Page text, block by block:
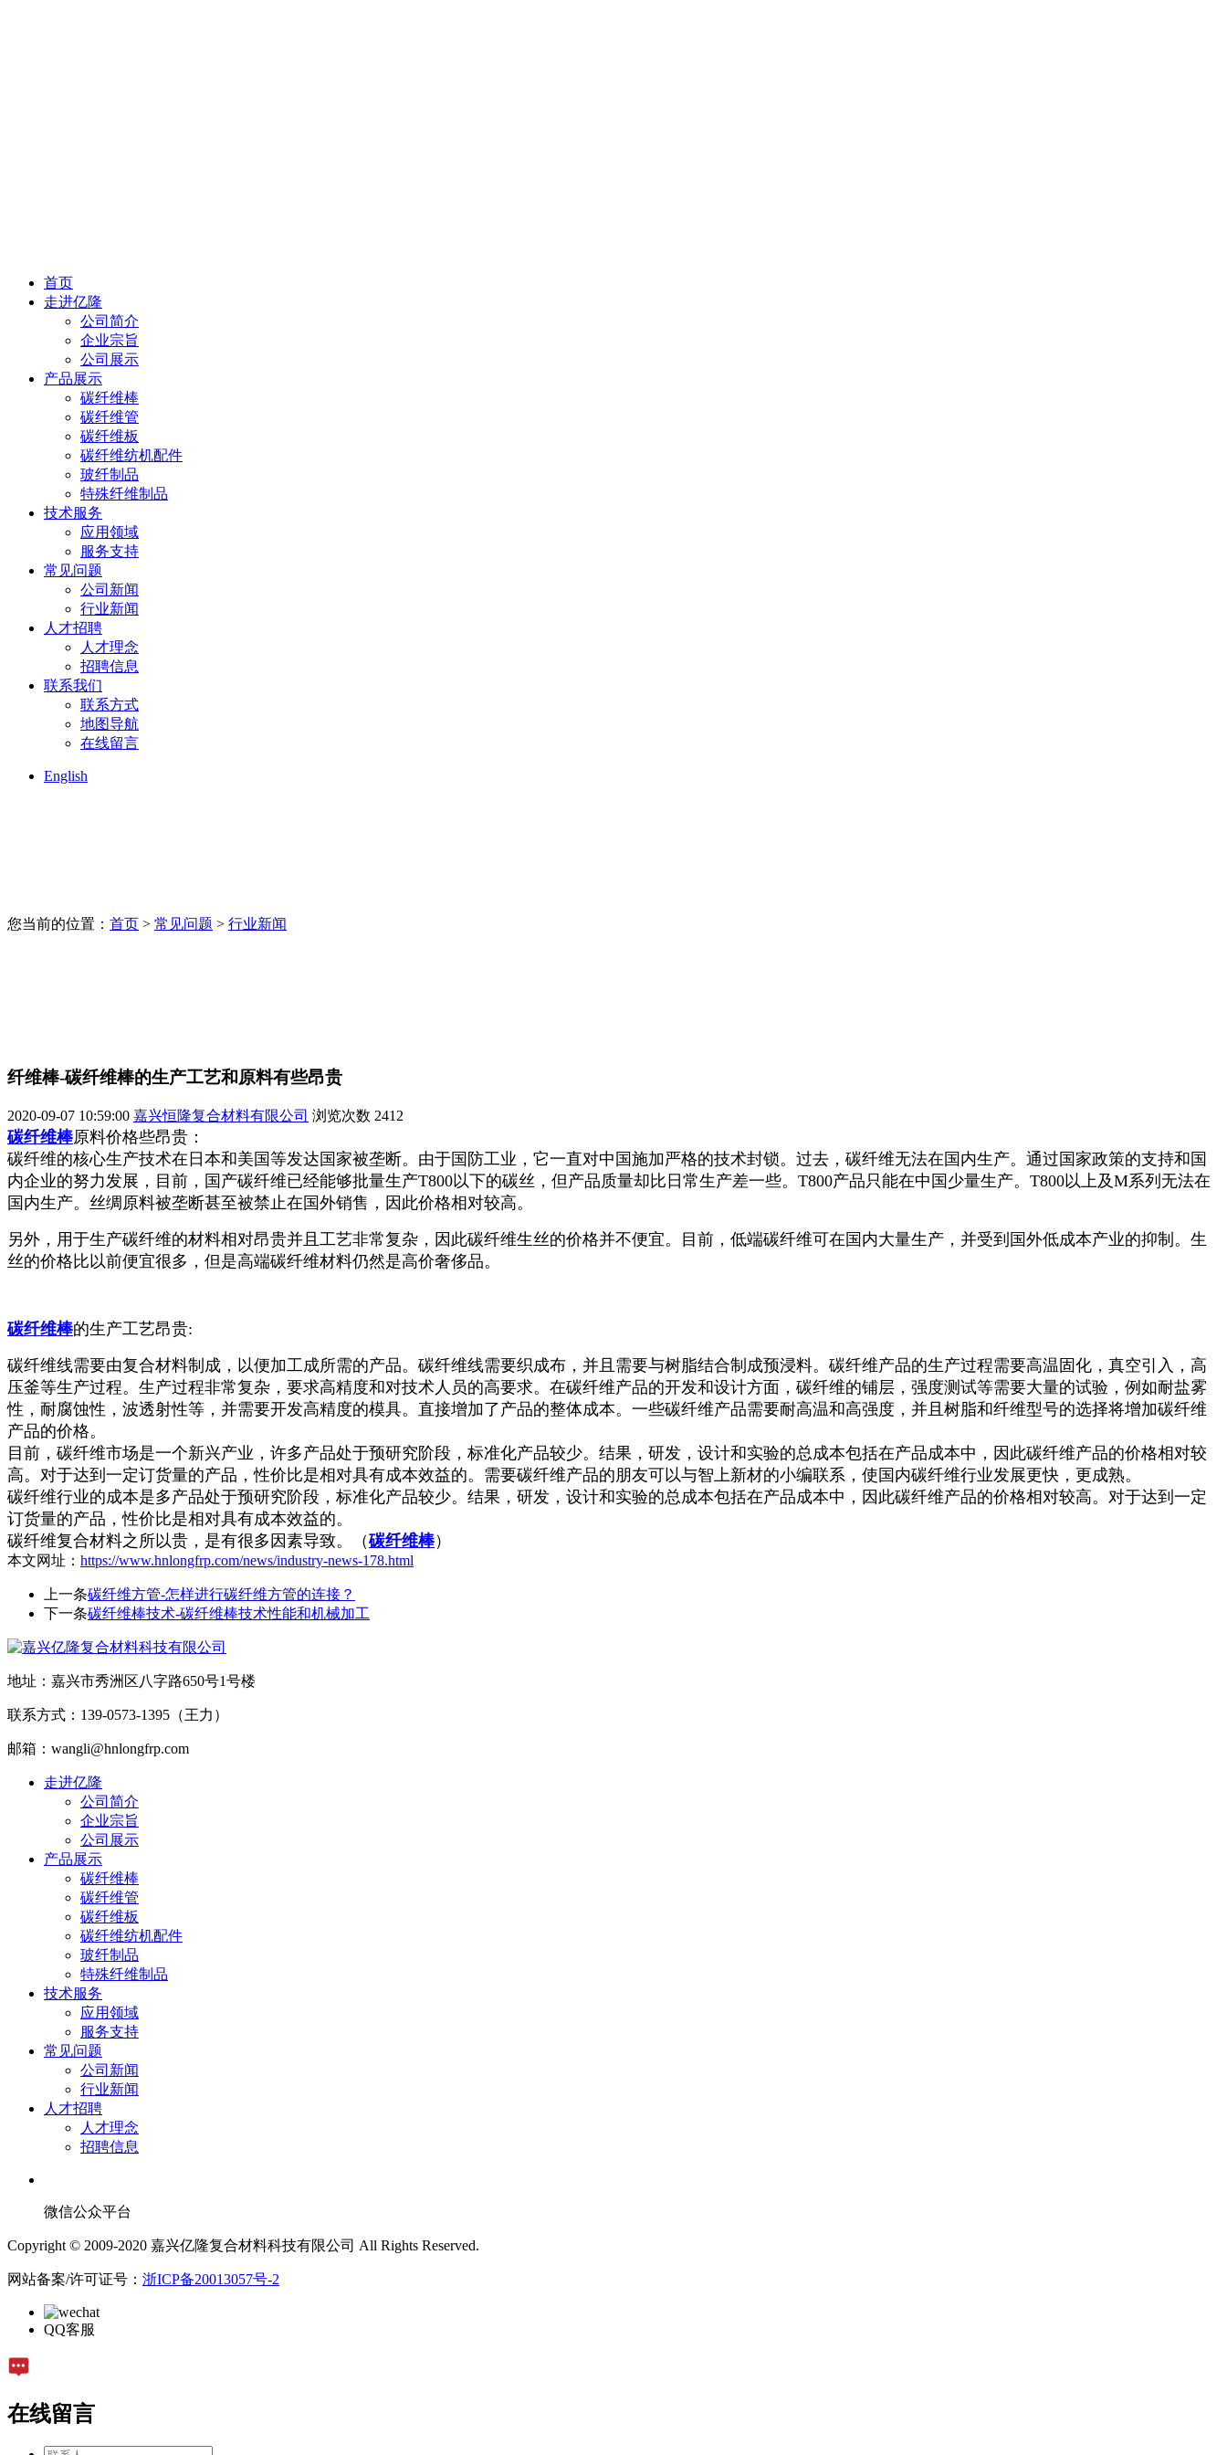
首页
走进亿隆
公司简介
企业宗旨
公司展示
产品展示
碳纤维棒
碳纤维管
碳纤维板
碳纤维纺机配件
玻纤制品
特殊纤维制品
技术服务
应用领域
服务支持
常见问题
公司新闻
行业新闻
人才招聘
人才理念
招聘信息
联系我们
联系方式
地图导航
在线留言
English
您当前的位置： 首页 > 常见问题 > 行业新闻
纤维棒-碳纤维棒的生产工艺和原料有些昂贵
2020-09-07 10:59:00 嘉兴恒隆复合材料有限公司 浏览次数 2412
碳纤维棒原料价格些昂贵：
碳纤维的核心生产技术在日本和美国等发达国家被垄断。由于国防工业，它一直对中国施加严格的技术封锁。过去，碳纤维无法在国内生产。通过国家政策的支持和国
内企业的努力发展，目前，国产碳纤维已经能够批量生产T800以下的碳丝，但产品质量却比日常生产差一些。T800产品只能在中国少量生产。T800以上及M系列无法在
国内生产。丝绸原料被垄断甚至被禁止在国外销售，因此价格相对较高。
另外，用于生产碳纤维的材料相对昂贵并且工艺非常复杂，因此碳纤维生丝的价格并不便宜。目前，低端碳纤维可在国内大量生产，并受到国外低成本产业的抑制。生
丝的价格比以前便宜很多，但是高端碳纤维材料仍然是高价奢侈品。
碳纤维棒的生产工艺昂贵:
碳纤维线需要由复合材料制成，以便加工成所需的产品。碳纤维线需要织成布，并且需要与树脂结合制成预浸料。碳纤维产品的生产过程需要高温固化，真空引入，高
压釜等生产过程。生产过程非常复杂，要求高精度和对技术人员的高要求。在碳纤维产品的开发和设计方面，碳纤维的铺层，强度测试等需要大量的试验，例如耐盐雾
性，耐腐蚀性，波透射性等，并需要开发高精度的模具。直接增加了产品的整体成本。一些碳纤维产品需要耐高温和高强度，并且树脂和纤维型号的选择将增加碳纤维
产品的价格。
目前，碳纤维市场是一个新兴产业，许多产品处于预研究阶段，标准化产品较少。结果，研发，设计和实验的总成本包括在产品成本中，因此碳纤维产品的价格相对较
高。对于达到一定订货量的产品，性价比是相对具有成本效益的。需要碳纤维产品的朋友可以与智上新材的小编联系，使国内碳纤维行业发展更快，更成熟。
碳纤维行业的成本是多产品处于预研究阶段，标准化产品较少。结果，研发，设计和实验的总成本包括在产品成本中，因此碳纤维产品的价格相对较高。对于达到一定
订货量的产品，性价比是相对具有成本效益的。
碳纤维复合材料之所以贵，是有很多因素导致。（碳纤维棒）
本文网址： https://www.hnlongfrp.com/news/industry-news-178.html
上一条碳纤维方管-怎样进行碳纤维方管的连接？
下一条碳纤维棒技术-碳纤维棒技术性能和机械加工
地址：嘉兴市秀洲区八字路650号1号楼
联系方式：139-0573-1395（王力）
邮箱：wangli@hnlongfrp.com
走进亿隆
公司简介
企业宗旨
公司展示
产品展示
碳纤维棒
碳纤维管
碳纤维板
碳纤维纺机配件
玻纤制品
特殊纤维制品
技术服务
应用领域
服务支持
常见问题
公司新闻
行业新闻
人才招聘
人才理念
招聘信息
微信公众平台
Copyright © 2009-2020 嘉兴亿隆复合材料科技有限公司 All Rights Reserved.
网站备案/许可证号： 浙ICP备20013057号-2
QQ客服
在线留言